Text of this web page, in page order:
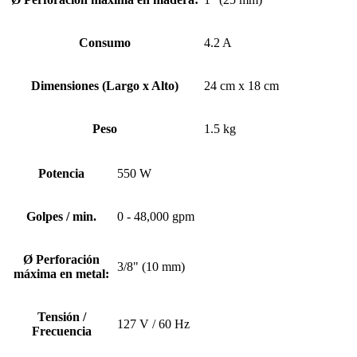
Consumo 4.2 A
Dimensiones (Largo x Alto) 24 cm x 18 cm
Peso 1.5 kg
Potencia 550 W
Golpes / min. 0 - 48,000 gpm
Ø Perforación
máxima en metal:
3/8" (10 mm)
Tensión /
Frecuencia
127 V / 60 Hz